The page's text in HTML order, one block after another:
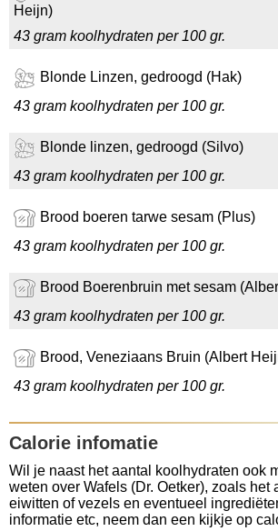
Heijn)
43 gram koolhydraten per 100 gr.
Blonde Linzen, gedroogd (Hak)
43 gram koolhydraten per 100 gr.
Blonde linzen, gedroogd (Silvo)
43 gram koolhydraten per 100 gr.
Brood boeren tarwe sesam (Plus)
43 gram koolhydraten per 100 gr.
Brood Boerenbruin met sesam
43 gram koolhydraten per 100 gr.
Brood, Veneziaans Bruin (Albert
43 gram koolhydraten per 100 gr.
Calorie infomatie
Wil je naast het aantal koolhydraten ook
weten over Wafels (Dr. Oetker), zoals het
eiwitten of vezels en eventueel
informatie etc, neem dan een kijkje op